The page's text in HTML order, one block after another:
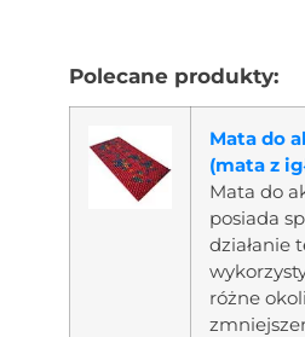
Polecane produkty:
Mata do
(mata z
Mata do
posiada
działanie
różne